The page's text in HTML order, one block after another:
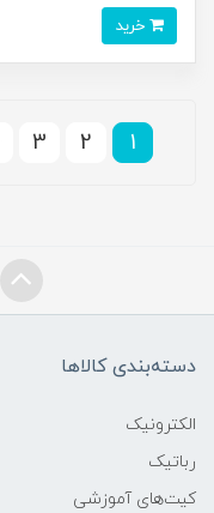
1
2
3
دسته‌بندی کالاها
الکترونیک
رباتیک
کیت‌های آموزشی